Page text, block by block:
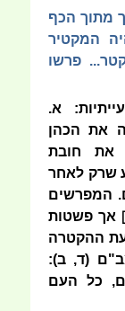
מתוך הכף
המקטיר
פרשו
א.
את הכהן
את חובת
שרק לאחר
המפרשים
אך פשטות
ההקטרה
(ד, ב):
כל העם